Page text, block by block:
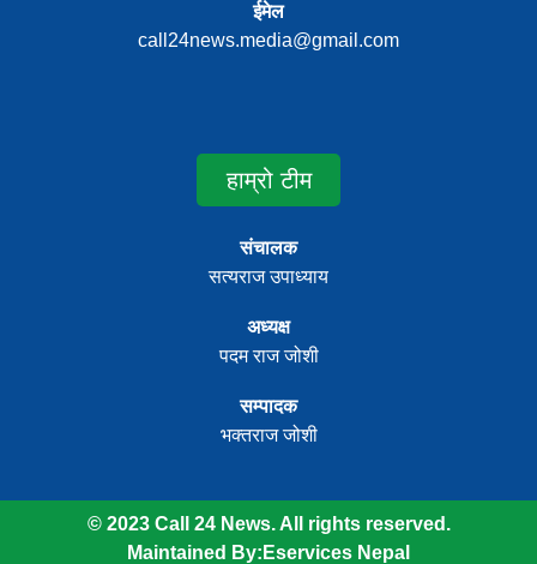
ईमेल
call24news.media@gmail.com
हाम्रो टीम
संचालक
सत्यराज उपाध्याय
अध्यक्ष
पदम राज जोशी
सम्पादक
भक्तराज जोशी
© 2023 Call 24 News. All rights reserved.
Maintained By: Eservices Nepal